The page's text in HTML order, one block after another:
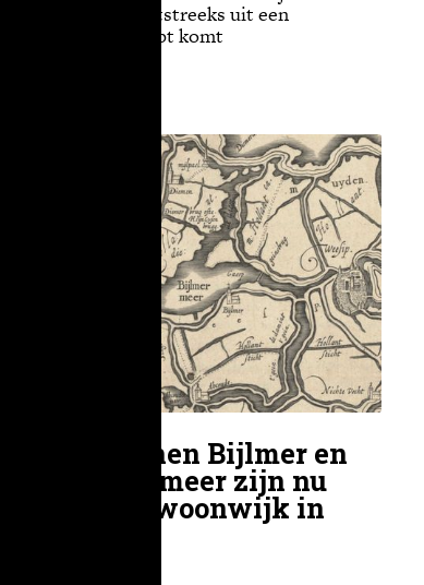
denken dat het rechtstreeks uit een
Hollywood-film script komt
Het verdwenen Bijlmer en
bijbehorend meer zijn nu
een enorme woonwijk in